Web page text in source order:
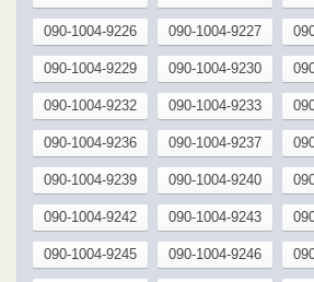
090-1004-9226 090-1004-9227
090-1004-9229 090-1004-9230
090-1004-9232 090-1004-9233
090-1004-9236 090-1004-9237
090-1004-9239 090-1004-9240
090-1004-9242 090-1004-9243
090-1004-9245 090-1004-9246